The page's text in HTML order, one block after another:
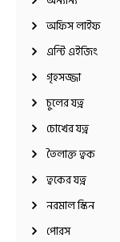
অফিস লাইফ
এন্টি এইজিং
গৃহসজ্জা
চুলের যত্ন
চোখের যত্ন
তৈলাক্ত ত্বক
ত্বকের যত্ন
নরমাল স্কিন
পোরস